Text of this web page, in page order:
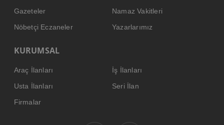
Gazeteler
Namaz Vakitleri
Nöbetçi Eczaneler
Yazarlarımız
KURUMSAL
Araç İlanları
İş İlanları
Usta İlanları
Seri İlan
Firmalar